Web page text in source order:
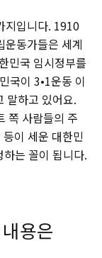
지입니다. 1910
운동가들은 세계
민국 임시정부를
국이 3•1운동 이
말하고 있어요.
쪽 사람들의 주
이 세운 대한민
는 꼴이 됩니다.
용은